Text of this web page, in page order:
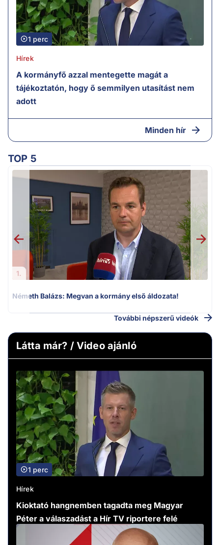
1 perc
Hírek
A kormányfő azzal mentegette magát a
tájékoztatón, hogy ő semmilyen utasítást nem
adott
Minden hír
TOP 5
1.
Németh Balázs: Megvan a kormány első áldozata!
További népszerű videók
Látta már? / Video ajánló
1 perc
Hírek
Kioktató hangnemben tagadta meg Magyar
Péter a válaszadást a Hír TV riportere felé